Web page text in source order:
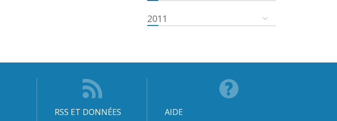
2011
RSS ET DONNÉES AIDE